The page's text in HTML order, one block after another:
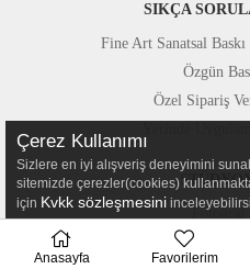
SIKÇA
Fine Art Sanatsal
Özgün
Özel Sipariş
Fotoğraf
Basında
Çerez Kullanımı
Sizlere en iyi alışveriş deneyimini
sitemizde çerezler(cookies)
için Kvkk sözleşmesini
Anasayfa Favorilerim